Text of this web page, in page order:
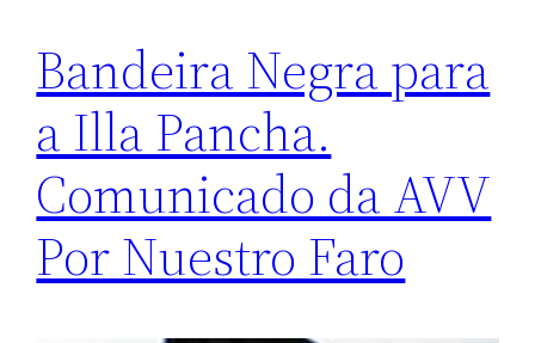
Bandeira Negra para
a Illa Pancha.
Comunicado da AVV
Por Nuestro Faro